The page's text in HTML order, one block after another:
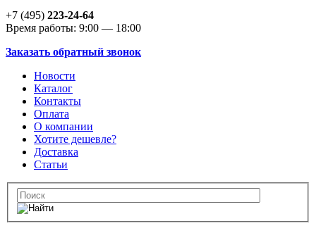
+7 (495) 223-24-64
Время работы: 9:00 — 18:00
Заказать обратный звонок
Новости
Каталог
Контакты
Оплата
О компании
Хотите дешевле?
Доставка
Статьи